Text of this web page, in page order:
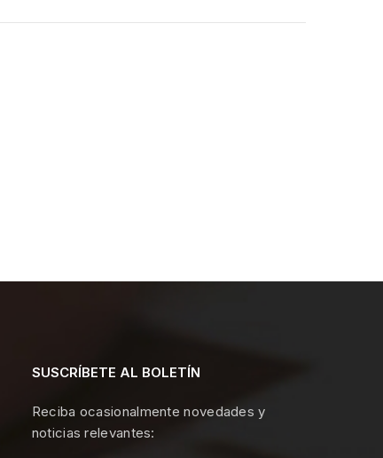
SUSCRÍBETE AL BOLETÍN
Reciba ocasionalmente novedades y
noticias relevantes: